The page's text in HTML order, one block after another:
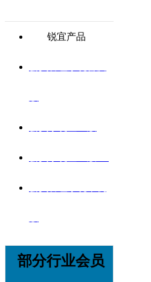
锐宜产品
部分行业会员